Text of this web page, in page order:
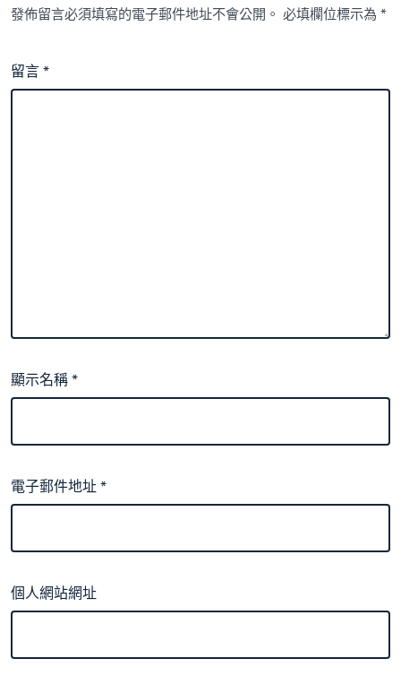
發佈留言必須填寫的電子郵件地址不會公開。 必填欄位標示為*
留言*
顯示名稱*
電子郵件地址*
個人網站網址